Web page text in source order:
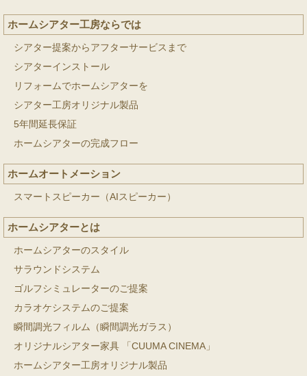
ホームシアター工房ならでは
シアター提案からアフターサービスまで
シアターインストール
リフォームでホームシアターを
シアター工房オリジナル製品
5年間延長保証
ホームシアターの完成フロー
ホームオートメーション
スマートスピーカー（AIスピーカー）
ホームシアターとは
ホームシアターのスタイル
サラウンドシステム
ゴルフシミュレーターのご提案
カラオケシステムのご提案
瞬間調光フィルム（瞬間調光ガラス）
オリジナルシアター家具 「CUUMA CINEMA」
ホームシアター工房オリジナル製品